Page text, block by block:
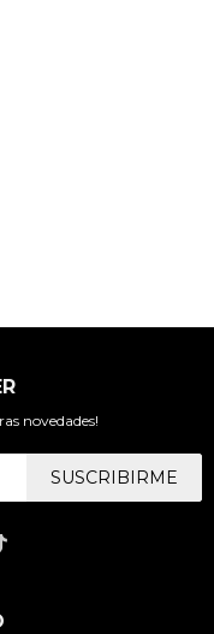
novedades!
SUSCRIBIRME